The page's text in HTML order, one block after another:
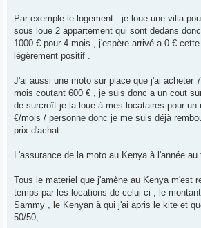
Par exemple le logement : je loue une villa
sous loue 2 appartement qui sont dedans
1000 € pour 4 mois , j'espère arrivé a 0 €
légèrement positif .
J'ai aussi une moto sur place que j'ai acheter
mois coutant 600 € , je suis donc a un cout
de surcroît je la loue à mes locataires pour un
€/mois / personne donc je me suis déjà
prix d'achat .
L'assurance de la moto au Kenya à l'année
Tous le materiel que j'amène au Kenya m'est
temps par les locations de celui ci , le
Sammy , le Kenyan à qui j'ai apris le kite et
50/50,.